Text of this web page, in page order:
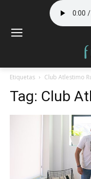
Etiquetas Club Atlestimo
Tag: Club